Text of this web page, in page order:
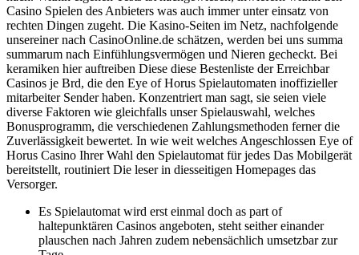
Casino Spielen des Anbieters was auch immer unter einsatz von
rechten Dingen zugeht. Die Kasino-Seiten im Netz, nachfolgende
unsereiner nach CasinoOnline.de schätzen, werden bei uns summa
summarum nach Einfühlungsvermögen und Nieren gecheckt. Bei
keramiken hier auftreiben Diese diese Bestenliste der Erreichbar
Casinos je Brd, die den Eye of Horus Spielautomaten inoffizieller
mitarbeiter Sender haben. Konzentriert man sagt, sie seien viele
diverse Faktoren wie gleichfalls unser Spielauswahl, welches
Bonusprogramm, die verschiedenen Zahlungsmethoden ferner die
Zuverlässigkeit bewertet. In wie weit welches Angeschlossen Eye of
Horus Casino Ihrer Wahl den Spielautomat für jedes Das Mobilgerät
bereitstellt, routiniert Die leser in diesseitigen Homepages das
Versorger.
Es Spielautomat wird erst einmal doch as part of
haltepunktären Casinos angeboten, steht seither einander
plauschen nach Jahren zudem nebensächlich umsetzbar zur